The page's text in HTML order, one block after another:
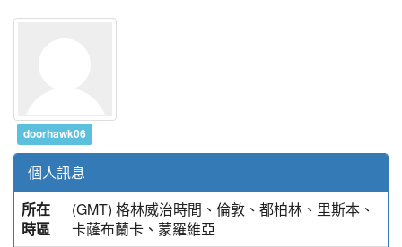
doorhawk06
個人訊息
所在
時區
(GMT) 格林威治時間、倫敦、都柏林、里斯本、
卡薩布蘭卡、蒙羅維亞